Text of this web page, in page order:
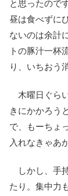
と思ったので
昼は食べずに
ないのは余計
トの豚汁一杯
り、いちおう
木曜日ぐら
きにかかろう
で、もーちょ
入れなきゃあ
しかし、手
たり。集中力